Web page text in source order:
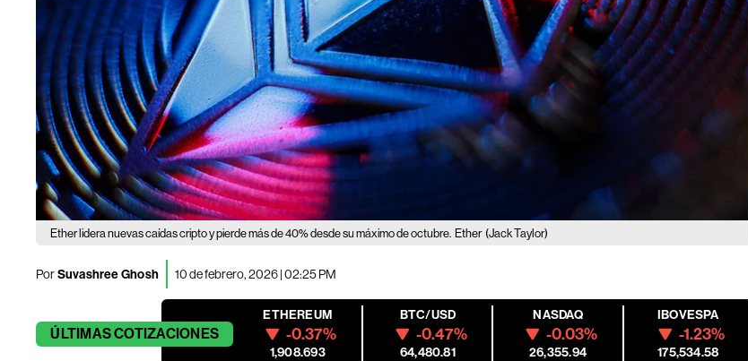
Ether lidera nuevas caídas cripto y pierde más de 40% desde su máximo de octubre. Ether (Jack Taylor)
PorSuvashree Ghosh 10 de febrero, 2026 | 02:25 PM
ÚLTIMASCOTIZACIONES
ETHEREUM
-0.37%
1,908.693
BTC/USD
-0.47%
64,480.81
NASDAQ
-0.03%
26,355.94
IBOVESPA
-1.23%
175,534.58